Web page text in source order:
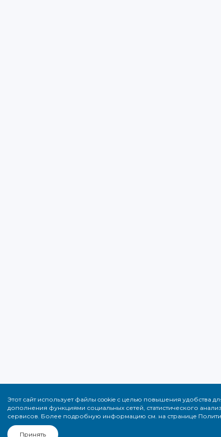
Этот сайт использует файлы cookie с целью повышения удобства
дополнения функциями социальных сетей, статистического
сервисов. Более подробную информацию см. на странице
Принять